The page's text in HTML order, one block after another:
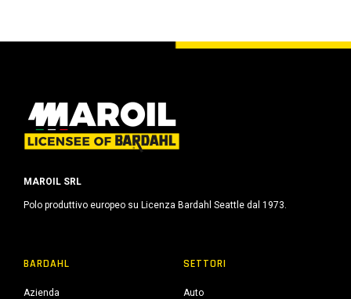
MAROIL SRL
Polo produttivo europeo su Licenza Bardahl Seattle dal 1973.
BARDAHL
Azienda
SETTORI
Auto